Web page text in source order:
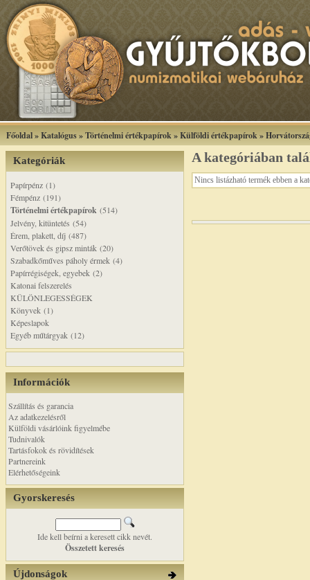
Főoldal»Katalógus»Történelmi értékpapírok»Külföldi értékpapírok»
Kategóriák
Papírpénz (1)
Fémpénz (191)
Történelmi értékpapírok (514)
Jelvény, kitüntetés (54)
Érem, plakett, díj (487)
Verőtövek és gipsz minták (20)
Szabadkőműves páholy érmek (4)
Papírrégiségek, egyebek (2)
Katonai felszerelés
KÜLÖNLEGESSÉGEK
Könyvek (1)
Képeslapok
Egyéb műtárgyak (12)
Információk
Szállítás és garancia
Az adatkezelésről
Külföldi vásárlóink figyelmébe
Tudnivalók
Tartásfokok és rövidítések
Partnereink
Elérhetőségeink
Gyorskeresés
Ide kell beírni a keresett cikk nevét.
Összetett keresés
Újdonságok
A kategóriában
Nincs listázható termék ebben a